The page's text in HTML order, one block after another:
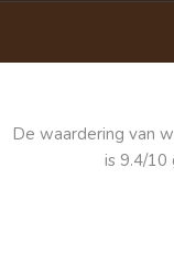
De waardering van
is 9.4/10